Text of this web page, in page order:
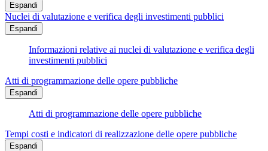
Espandi
Nuclei di valutazione e verifica degli investimenti pubblici
Espandi
Informazioni relative ai nuclei di valutazione e verifica degli
investimenti pubblici
Atti di programmazione delle opere pubbliche
Espandi
Atti di programmazione delle opere pubbliche
Tempi costi e indicatori di realizzazione delle opere pubbliche
Espandi